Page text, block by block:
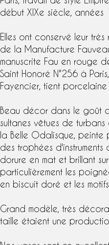
début XIXe siècle ,
Elles ont conservé leur très
de la Manufacture
manuscrite Fau en rouge
Saint Honoré N°256 à
Fayencier, tient porcelaine
Beau décor dans le goût
sultanes vêtues de
la Belle Odalisque, peinte
des trophées d'instruments
dorure en mat et brillant
particulièrement les
en biscuit doré et les
Grand modèle, très
taille étaient une